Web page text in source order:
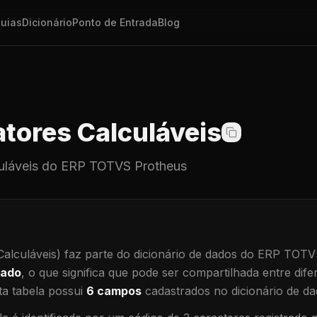
DicionárioPonto de EntradaBlog
Calculáveis
do ERP TOTVS Protheus
faz parte do dicionário de dados do ERP
, o que significa que pode ser compartilhada entre
tabela possui 6 campos cadastrados no dicionário de